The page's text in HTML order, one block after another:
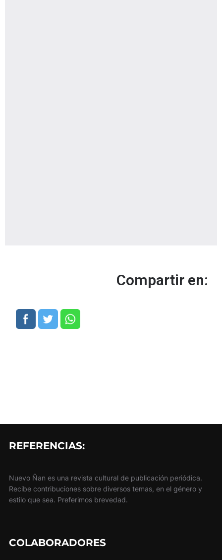
Compartir en:
REFERENCIAS:
Nuevo Ñan es una revista cultural de publicación periódica.
Recibe contribuciones sobre diversos temas, en el género y
estilo que sea. Preferimos brevedad.
COLABORADORES